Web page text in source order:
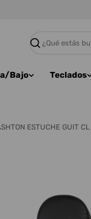
Buscar
Bajo Teclados
ESTUCHE GUIT